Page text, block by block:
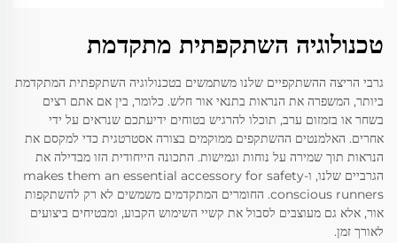
טכנולוגיה השתקפתית מתקדמת
גרבי הריצה ההשתקפיים שלנו משתמשים בטכנולוגיה השתקפתית המתקדמת
ביותר, המשפרה את הנראות בתנאי אור חלש. כלומר, בין אם אתם רצים
בשחר או בזמזום ערב, תוכלו להרגיש בטוחים ידיעתכם שנראים על ידי
אחרים. האלמנטים ההשתקפים ממוקמים בצורה אסטרטגית כדי למקסם את
הנראות תוך שמירה על נוחות וגמישות. התכונה הייחודית הזו מבדילה את
הגרביים שלנו, וmakes them an essential accessory for safety-
conscious runners. החומרים המתקדמים משמשים לא רק להשתקפות
אור, אלא גם מעוצבים לסבול את קשיי השימוש הקבוע, ומבטיחים ביצועים
לאורך זמן.